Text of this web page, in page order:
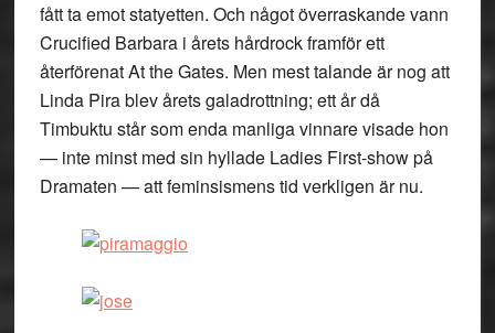
fått ta emot statyetten. Och något överraskande vann
Crucified Barbara i årets hårdrock framför ett
återförenat At the Gates. Men mest talande är nog att
Linda Pira blev årets galadrottning; ett år då
Timbuktu står som enda manliga vinnare visade hon
— inte minst med sin hyllade Ladies First-show på
Dramaten — att feminsismens tid verkligen är nu.